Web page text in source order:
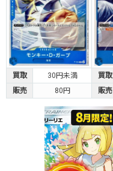
買取 30円未満 買取
販売
80円 販売